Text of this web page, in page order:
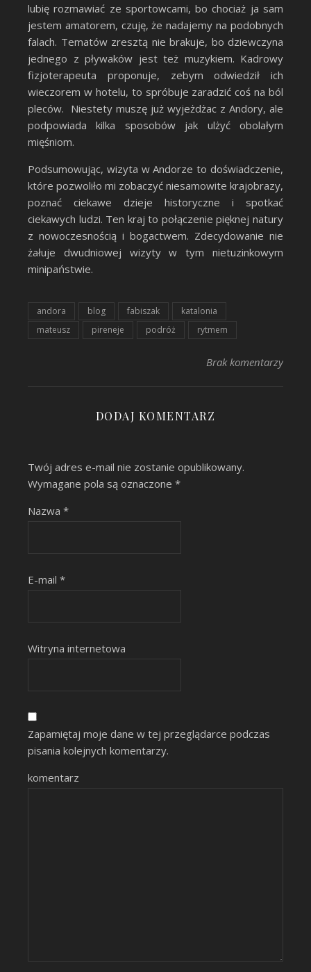
lubię rozmawiać ze sportowcami, bo chociaż ja sam
jestem amatorem, czuję, że nadajemy na podobnych
falach. Tematów zresztą nie brakuje, bo dziewczyna
jednego z pływaków jest też muzykiem. Kadrowy
fizjoterapeuta proponuje, zebym odwiedził ich
wieczorem w hotelu, to spróbuje zaradzić coś na ból
pleców. Niestety muszę już wyjeżdżac z Andory, ale
podpowiada kilka sposobów jak ulżyć obolałym
mięśniom.
Podsumowując, wizyta w Andorze to doświadczenie,
które pozwoliło mi zobaczyć niesamowite krajobrazy,
poznać ciekawe dzieje historyczne i spotkać
ciekawych ludzi. Ten kraj to połączenie pięknej natury
z nowoczesnością i bogactwem. Zdecydowanie nie
żałuje dwudniowej wizyty w tym nietuzinkowym
minipaństwie.
andora blog fabiszak
katalonia
mateusz
pireneje podróż rytmem
Brak komentarzy
DODAJ KOMENTARZ
Twój adres e-mail nie zostanie opublikowany.
Wymagane pola są oznaczone *
Nazwa *
E-mail *
Witryna internetowa
Zapamiętaj moje dane w tej przeglądarce podczas
pisania kolejnych komentarzy.
komentarz